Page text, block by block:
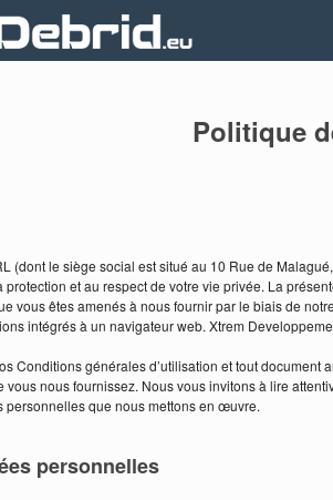
Politique
(dont le siège social est situé au 10 Rue de
et au respect de votre vie privée. La
vous êtes amenés à nous fournir par le biais de
intégrés à un navigateur web. Xtrem
Conditions générales d’utilisation et tout
nous fournissez. Nous vous invitons à lire
personnelles que nous mettons en œuvre.
personnelles